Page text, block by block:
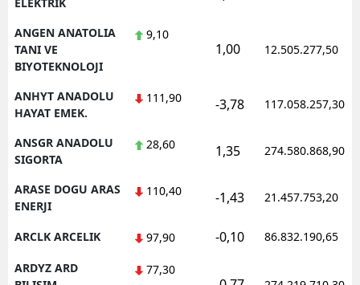
Osmaniye
ANGEN ANATOLIA
TANI VE
BIYOTEKNOLOJI
9,10
1,00 12.505.277,50
ANHYT ANADOLU
HAYAT EMEK.
111,90 -3,78 117.058.257,30
ANSGR ANADOLU
SIGORTA
28,60 1,35 274.580.868,90
ARASE DOGU ARAS
ENERJI
110,40 -1,43 21.457.753,20
ARCLK ARCELIK 97,90 -0,10 86.832.190,65
ARDYZ ARD
77,30